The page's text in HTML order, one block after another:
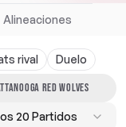
Alineaciones
rival Duelo
RED WOLVES
20 Partidos